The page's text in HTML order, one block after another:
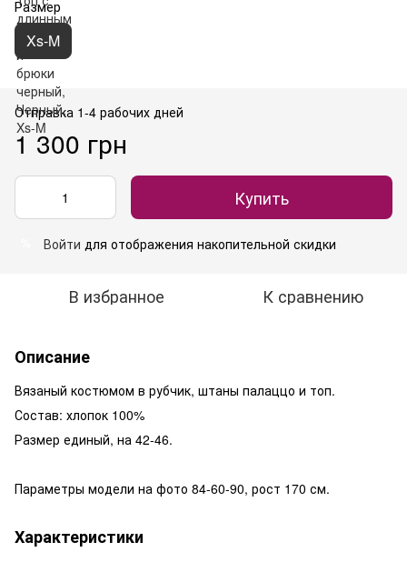
Размер
Xs-M
Отправка 1-4 рабочих дней
1 300 грн
Купить
Войти для отображения накопительной скидки
В избранное К сравнению
Описание
Вязаный костюмом в рубчик, штаны палаццо и топ.
Состав: хлопок 100%
Размер единый, на 42-46.
Параметры модели на фото 84-60-90, рост 170 см.
Характеристики